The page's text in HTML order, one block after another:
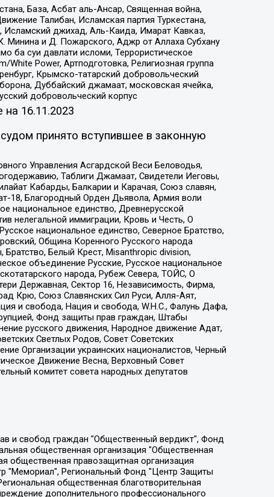
База, Асбат аль-Ансар, Священная война,
Талибан, Исламская партия Туркестана,
джихад, Аль-Каида, Имарат Кавказ,
Минина и Д. Пожарского, Аджр от Аллаха Субхану
ба суи давлати исломи, Террористическое
Power, Артподготовка, Религиозная группа
Крымско-татарский добровольческий
Дуббайский джамаат, московская ячейка,
добровольческий корпус
на 16.11.2023
принято вступившее в законную
Управления Асгардской Веси Беловодья,
Таблиги Джамаат, Свидетели Иеговы,
Кабарды, Балкарии и Карачая, Союз славян,
18, Благородный Орден Дьявола, Армия воли
национальное единство, Древнерусской
нелегальной иммиграции, Кровь и Честь, О
национальное единство, Северное Братство,
Община Коренного Русского народа
Белый Крест, Misanthropic division,
объединение Русские, Русское национальное
народа, Рубеж Севера, ТОЙС, О
Державная, Сектор 16, Независимость, Фирма,
Крю, Союз Славянских Сил Руси, Алля-Аят,
и свобода, Нация и свобода, W.H.С., Фалунь Дафа,
Фонд защиты прав граждан, Штабы
русского движения, Народное движение Адат,
Светлых Родов, Совет Советских
Организации украинских националистов, Черный
Движение Весна, Верховный Совет
комитет совета народных депутатов
общественное движение "Маяк", Санкт-Петербургская ЛГБТ-инициативная группа "Выход", Инициативная группа ЛГБТ+ "Реверс", Алексеев Андрей Викторович, Бекбулатова Таисия Львовна, Беляев Иван Михайлович, Владыкина Елена Сергеевна, Гельман Марат Александрович, Никульшина Вероника Юрьевна, Толоконникова Надежда Андреевна, Шендерович Виктор Анатольевич, Общество с ограниченной ответственностью "Данное сообщение", Общество с ограниченной ответственностью Издательский дом "Новая глава", Айнбиндер Александра Александровна, Московский комьюнити-центр для ЛГБТ+инициатив, Благотворительный фонд развития филантропии, Deutsche Welle (Германия, Kurt-Schumacher-Strasse 3, 53113 Bonn), Борзунова Мария Михайловна, Воробьев Виктор Викторович, Голубева Анна Львовна, Константинова Алла Михайловна, Малкова Ирина Владимировна, Мурадов Мурад Абдулгалимович, Осетинская Елизавета Николаевна, Понасенков Евгений Николаевич, Ганапольский Матвей Юрьевич, Киселев Евгений Алексеевич, Борухович Ирина Григорьевна, Дремин Иван Тимофеевич, Дубровский Дмитрий Викторович, Красноярская региональная общественная организация поддержки и развития альтернативных образовательных технологий и межкультурных коммуникаций "ИНТЕРРА", Маяковская Екатерина Алексеевна, Фейгин Марк Захарович, Филимонов Андрей Викторович, Дзугкоева Регина Николаевна, Доброхотов Роман Александрович, Дудь Юрий Александрович, Елкин Сергей Владимирович, Кругликов Кирилл Игоревич, Сабунаева Мария Леонидовна, Семенов Алексей Владимирович, Шаинян Карен Багратович, Шульман Екатерина Михайловна, Асафьев Артур Валерьевич, Вахштайн Виктор Семенович, Венедиктов Алексей Алексеевич, Лушникова Екатерина Евгеньевна, Волков Леонид Михайлович, Невзоров Александр Глебович, Пархоменко Сергей Борисович, Сироткин Ярослав Николаевич, Кара-Мурза Владимир Владимирович, Баранова Наталья Владимировна, Гозман Леонид Яковлевич, Кагарлицкий Борис Юльевич, Климарев Михаил Валерьевич, Милов Владимир Станиславович, Автономная некоммерческая организация Краснодарский центр современного искусства "Типография", Моргенштерн Алишер Тагирович, Соболь Любовь Эдуардовна, Общество с ограниченной ответственностью "ЛИЗА НОРМ", Каспаров Гарри Кимович, Ходорковский Михаил Борисович, Общество с ограниченной ответственностью "Апрельские тезисы", Данилович Ирина Брониславовна, Кашин Олег Владимирович, Петров Николай Владимирович, Пивоваров Алексей Владимирович, Соколов Михаил Владимирович, Цветкова Юлия Владимировна, Чичваркин Евгений Александрович, Комитет против пыток/Команда против пыток, Общество с ограниченной ответственностью "Первый научный", Общество с ограниченной ответственностью "Вертолет и ко", Белоцерковская Вероника Борисовна, Кац Максим Евгеньевич, Лазарева Татьяна Юрьевна, Шаведдинов Руслан Табризович, Яшин Илья Валерьевич, Общество с ограниченной ответственностью "Иноагент ААВ", Алешковский Дмитрий Петрович, Альбац Евгения Марковна, Быков Дмитрий Львович, Галямина Юлия Евгеньевна, Лойко Сергей Леонидович, Мартынов Кирилл Константинович, Медведев Сергей Александрович, Крашенинников Федор Геннадиевич, Гордеева Катерина Вл